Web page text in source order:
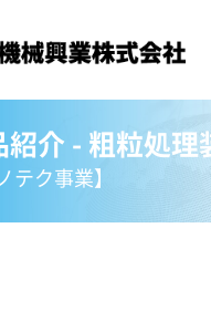
紹介 - 粗粒処理
テク事業】